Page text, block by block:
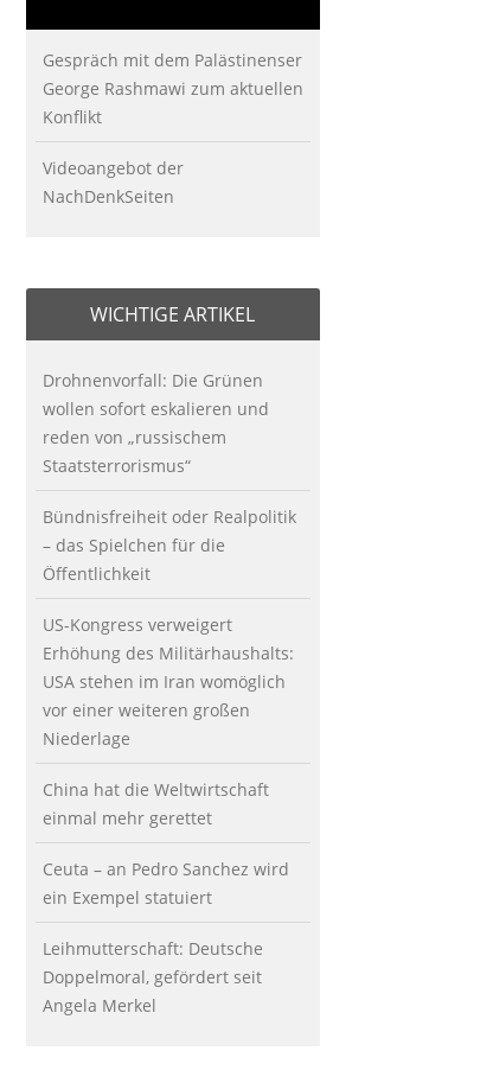
Gespräch mit dem Palästinenser
George Rashmawi zum aktuellen
Konflikt
Videoangebot der
NachDenkSeiten
WICHTIGE ARTIKEL
Drohnenvorfall: Die Grünen
wollen sofort eskalieren und
reden von „russischem
Staatsterrorismus“
Bündnisfreiheit oder Realpolitik
– das Spielchen für die
Öffentlichkeit
US-Kongress verweigert
Erhöhung des Militärhaushalts:
USA stehen im Iran womöglich
vor einer weiteren großen
Niederlage
China hat die Weltwirtschaft
einmal mehr gerettet
Ceuta – an Pedro Sanchez wird
ein Exempel statuiert
Leihmutterschaft: Deutsche
Doppelmoral, gefördert seit
Angela Merkel